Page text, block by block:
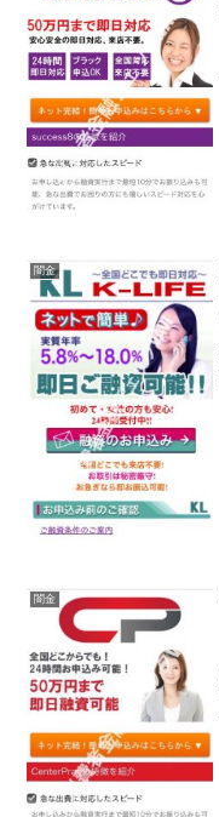
闇金
闇金